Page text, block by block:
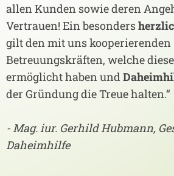
allen Kunden sowie deren
Vertrauen! Ein besonders
gilt den mit uns kooperierenden
Betreuungskräften, welche
ermöglicht haben und
der Gründung die Treue halten.“
- Mag. iur. Gerhild Hubmann,
Daheimhilfe